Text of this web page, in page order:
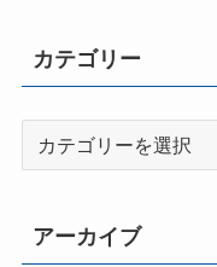
カテゴリー
リ
ー
アーカイブ